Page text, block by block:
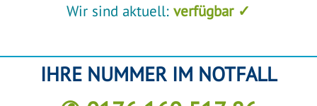
Wir sind aktuell: verfügbar ✓
IHRE NUMMER IM NOTFALL